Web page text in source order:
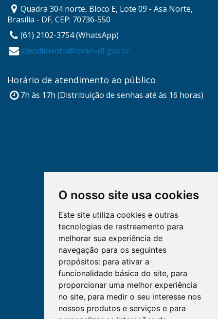
O nosso site usa cookies
Este site utiliza cookies e outras
tecnologias de rastreamento para
melhorar sua experiência de
navegação para os seguintes
propósitos: para ativar a
funcionalidade básica do site, para
proporcionar uma melhor experiência
no site, para medir o seu interesse nos
nossos produtos e serviços e para
Quadra 304 norte, Bloco E, Lote 09 - Asa Norte,
Brasília - DF, CEP: 70736-550
(61) 2102-3754 (WhatsApp)
atendimento@coren-df.gov.br
Horário de atendimento ao público
7h às 17h (Distribuição de senhas até às 16 horas)